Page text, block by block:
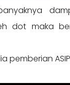
dot maka
pemberian